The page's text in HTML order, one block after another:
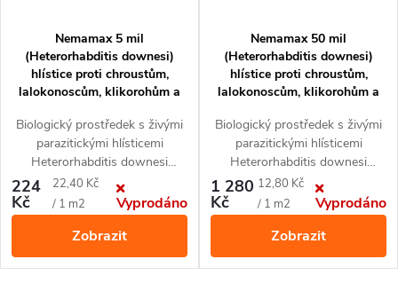
Nemamax 5 mil
(Heterorhabditis downesi)
hlístice proti chroustům,
lalokonoscům, klikorohům a
Biologický prostředek s živými
parazitickými hlísticemi
Heterorhabditis downesi
napadající larvy chroustů,
lalokonosců, listokazů a
klikorohů. Ekologická,
jednoduchá a velmi účinná
ochrana pastvin a trávníků,
ovocných, okrasných a lesních
224
Kč
Měrná
cena:
22,40 Kč
/ 1 m2
Vyprodáno
Zobrazit
Nemamax 50 mil
(Heterorhabditis downesi)
hlístice proti chroustům,
lalokonoscům, klikorohům a
Biologický prostředek s živými
parazitickými hlísticemi
Heterorhabditis downesi
napadající larvy chroustů,
lalokonosců, listokazů a
klikorohů. Ekologická,
jednoduchá a velmi účinná
ochrana pastvin a trávníků,
ovocných, okrasných a lesních
1 280
Kč
Měrná
cena:
12,80 Kč
/ 1 m2
Vyprodáno
Zobrazit